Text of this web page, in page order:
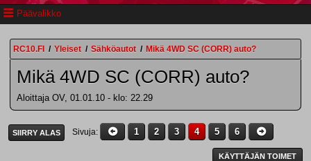
Päävalikko
RC10.FI / Yleiset / Sähköautot / Mikä 4WD SC (CORR) auto?
Mikä 4WD SC (CORR) auto?
Aloittaja OV, 01.01.10 - klo: 22.29
SIIRRY ALAS Sivuja 1 2 3 4 5 6
KÄYTTÄJÄN TOIMET